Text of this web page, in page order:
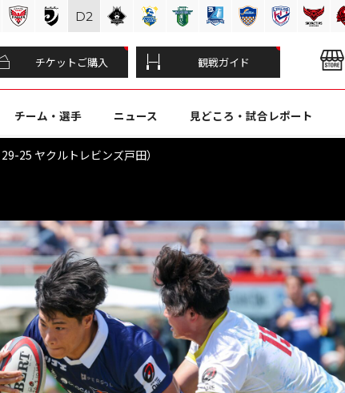
チケットご購入 観戦ガイド
チーム・選手 ニュース 見どころ・試合レポート
25 ヤクルトレビンズ戸田）
D2